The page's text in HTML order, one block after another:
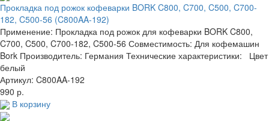
Прокладка под рожок кофеварки BORK C800, C700, C500, C700-
182, C500-56 (C800AA-192)
Применение: Прокладка под рожок для кофеварки BORK C800,
C700, C500, C700-182, C500-56 Совместимость: Для кофемашин
Bork Производитель: Германия Технические характеристики: Цвет
белый
Артикул: C800AA-192
990 р.
В корзину